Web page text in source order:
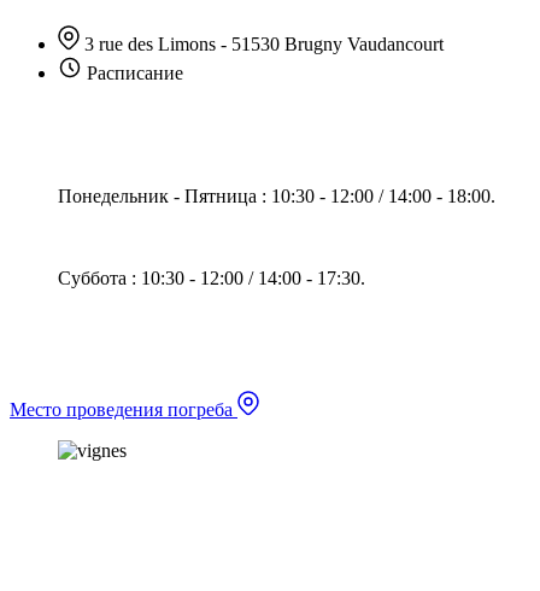
3 rue des Limons - 51530 Brugny Vaudancourt
Расписание
Понедельник - Пятница : 10:30 - 12:00 / 14:00 - 18:00.
Суббота : 10:30 - 12:00 / 14:00 - 17:30.
Место проведения погреба